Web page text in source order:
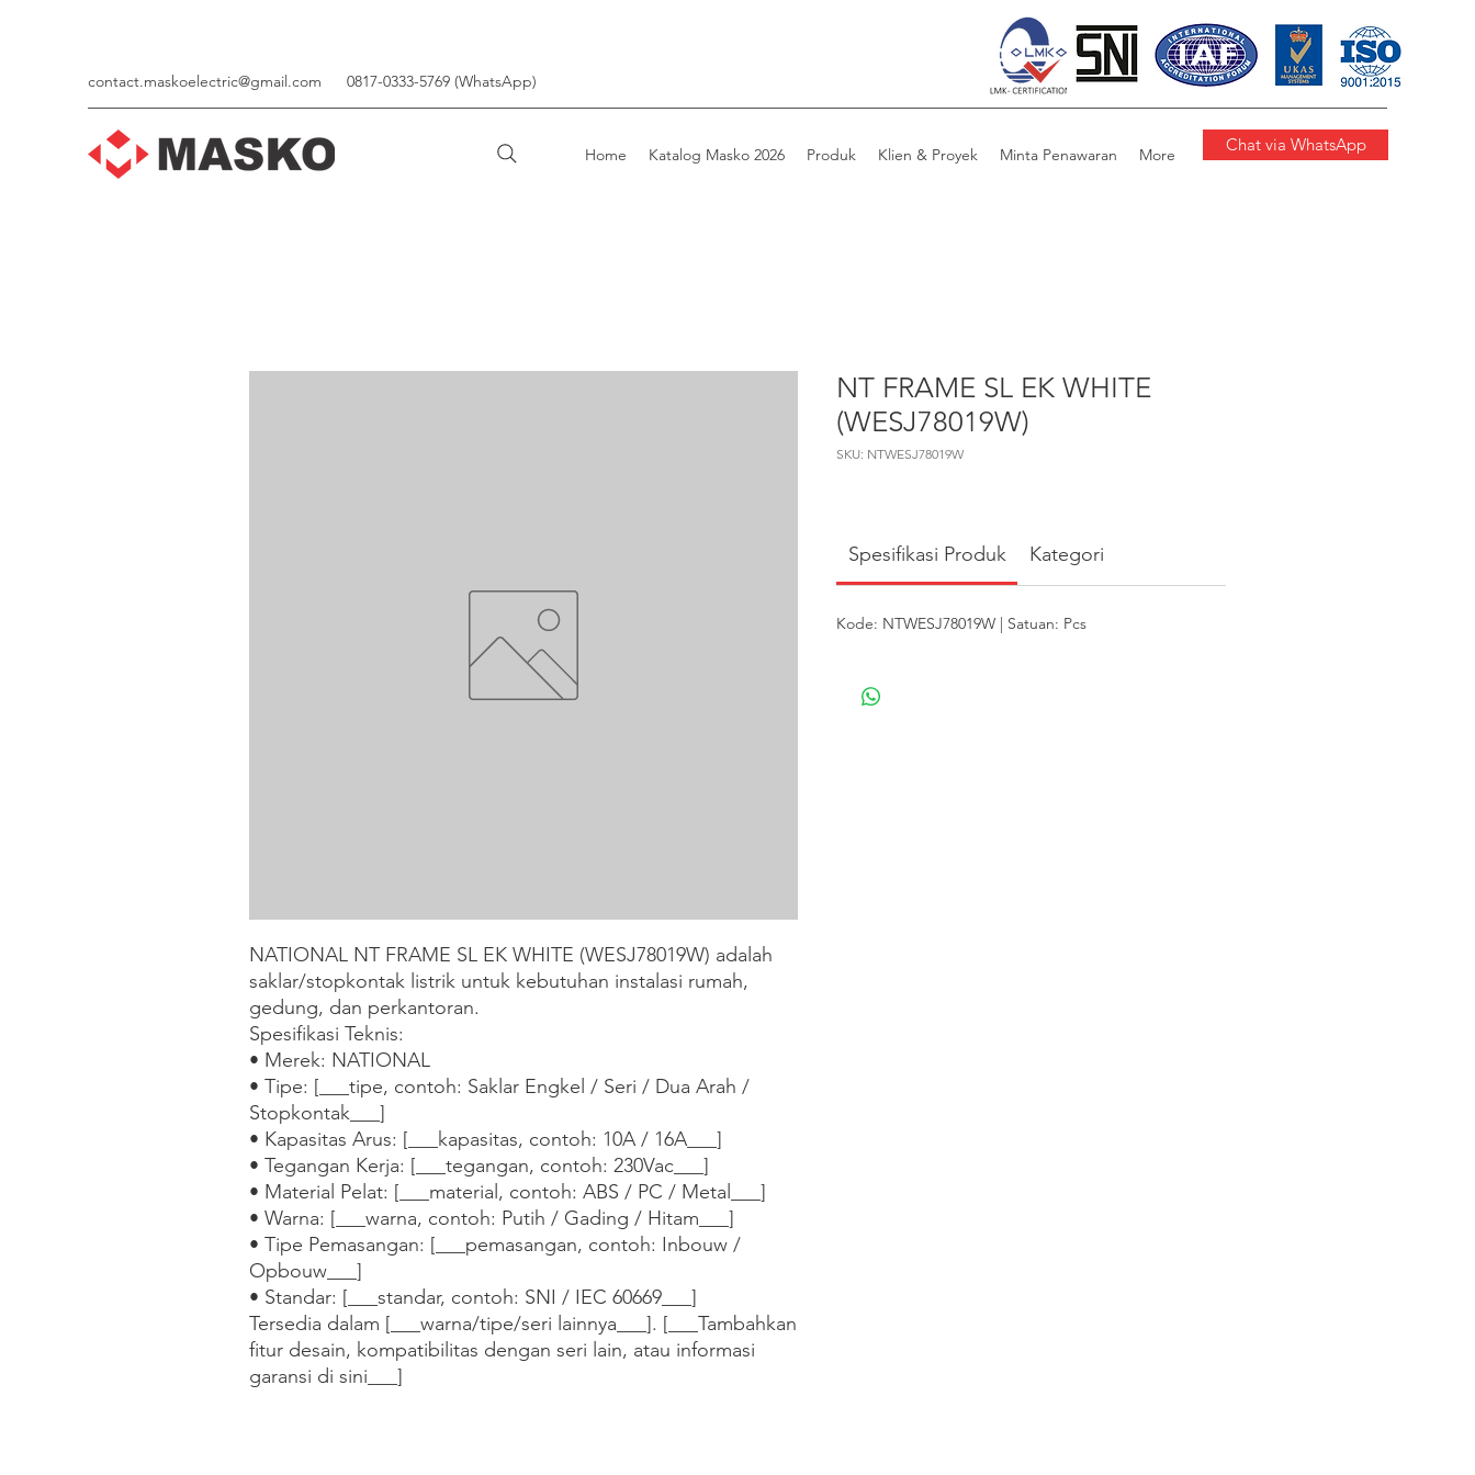
contact.maskoelectric@gmail.com 0817-0333-5769 (WhatsApp)
Home Katalog Masko 2026 Produk Klien & Proyek Minta Penawaran More Chat via WhatsApp
NATIONAL NT FRAME SL EK WHITE (WESJ78019W) adalah
saklar/stopkontak listrik untuk kebutuhan instalasi rumah,
gedung, dan perkantoran.
Spesifikasi Teknis:
• Merek: NATIONAL
• Tipe: [___tipe, contoh: Saklar Engkel / Seri / Dua Arah /
Stopkontak___]
• Kapasitas Arus: [___kapasitas, contoh: 10A / 16A___]
• Tegangan Kerja: [___tegangan, contoh: 230Vac___]
• Material Pelat: [___material, contoh: ABS / PC / Metal___]
• Warna: [___warna, contoh: Putih / Gading / Hitam___]
• Tipe Pemasangan: [___pemasangan, contoh: Inbouw /
Opbouw___]
• Standar: [___standar, contoh: SNI / IEC 60669___]
Tersedia dalam [___warna/tipe/seri lainnya___]. [___Tambahkan
fitur desain, kompatibilitas dengan seri lain, atau informasi
garansi di sini___]
NT FRAME SL EK WHITE
(WESJ78019W)
SKU: NTWESJ78019W
Spesifikasi Produk Kategori
Kode: NTWESJ78019W | Satuan: Pcs